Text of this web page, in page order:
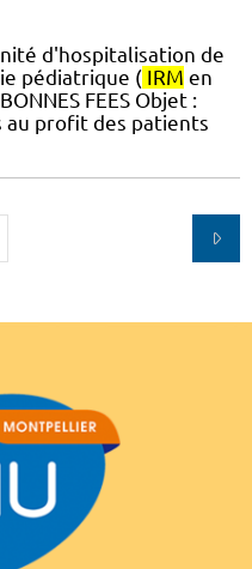
d'hospitalisation de
pédiatrique ( IRM en
FEES Objet :
au profit des patients